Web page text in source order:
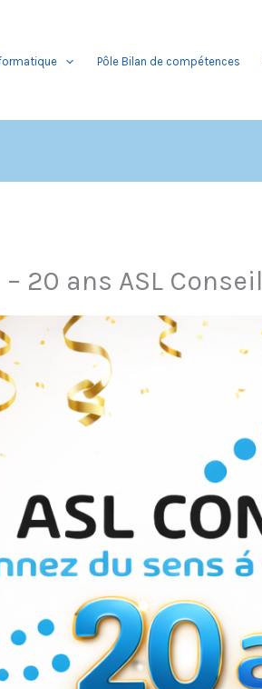
Pôle Bilan de compétences
20 ans ASL Conseil